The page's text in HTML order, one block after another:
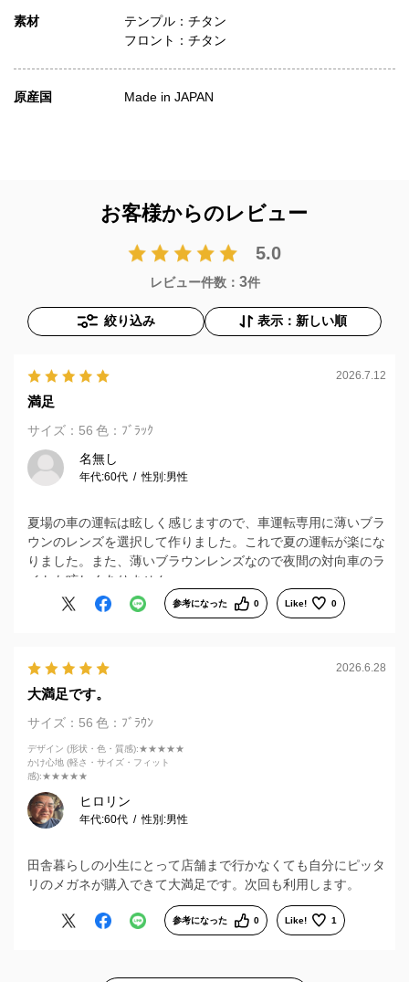
素材
テンプル：チタン
フロント：チタン
原産国 Made in JAPAN
お客様からのレビュー
5.0
レビュー件数： 3件
絞り込み 表示：新しい順
2026.7.12
満足
サイズ：56 色：ﾌﾞﾗｯｸ
名無し
年代:60代 性別:男性
夏場の車の運転は眩しく感じますので、車運転専用に薄いブラ
ウンのレンズを選択して作りました。これで夏の運転が楽にな
りました。また、薄いブラウンレンズなので夜間の対向車のラ
イトも眩しくありません。
参考になった 0 Like! 0
2026.6.28
大満足です。
サイズ：56 色：ﾌﾞﾗｳﾝ
デザイン (形状・色・質感):★★★★★
かけ心地 (軽さ・サイズ・フィット
感):★★★★★
ヒロリン
年代:60代 性別:男性
田舎暮らしの小生にとって店舗まで行かなくても自分にピッタ
リのメガネが購入できて大満足です。次回も利用します。
参考になった 0 Like! 1